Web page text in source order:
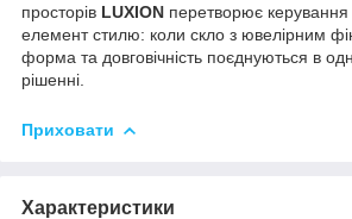
просторів LUXION перетворює керування
елемент стилю: коли скло з ювелірним
форма та довговічність поєднуються в
рішенні.
Приховати
Характеристики